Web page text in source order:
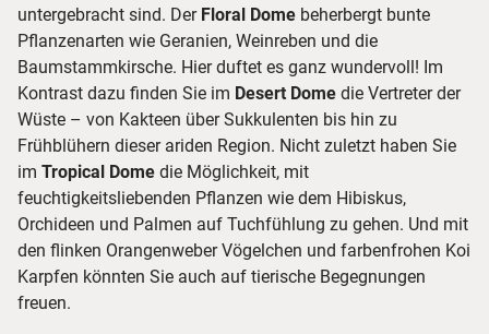
untergebracht sind. Der Floral Dome beherbergt bunte
Pflanzenarten wie Geranien, Weinreben und die
Baumstammkirsche. Hier duftet es ganz wundervoll! Im
Kontrast dazu finden Sie im Desert Dome die Vertreter der
Wüste – von Kakteen über Sukkulenten bis hin zu
Frühblühern dieser ariden Region. Nicht zuletzt haben Sie
im Tropical Dome die Möglichkeit, mit
feuchtigkeitsliebenden Pflanzen wie dem Hibiskus,
Orchideen und Palmen auf Tuchfühlung zu gehen. Und mit
den flinken Orangenweber Vögelchen und farbenfrohen Koi
Karpfen könnten Sie auch auf tierische Begegnungen
freuen.